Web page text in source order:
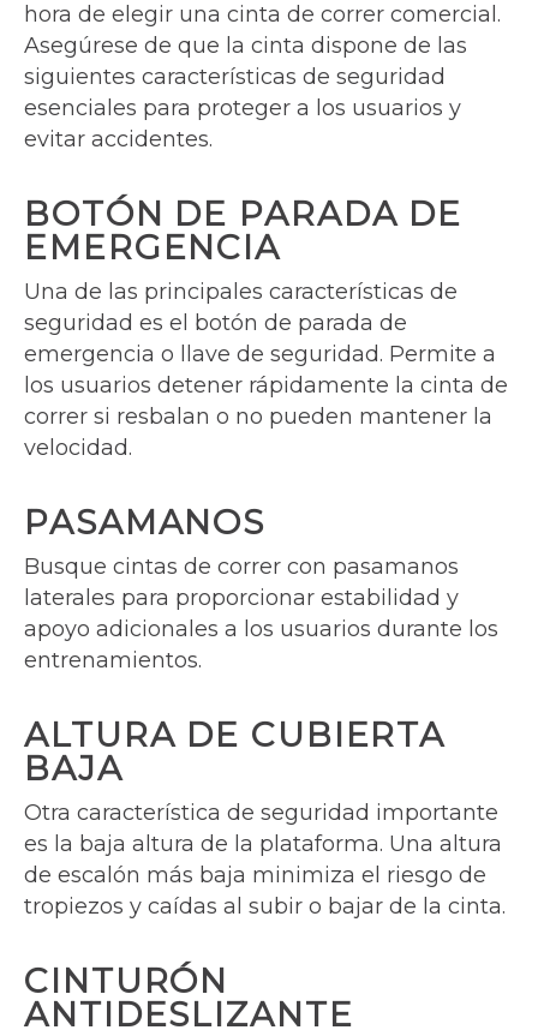
hora de elegir una cinta de correr comercial.
Asegúrese de que la cinta dispone de las
siguientes características de seguridad
esenciales para proteger a los usuarios y
evitar accidentes.
BOTÓN DE PARADA DE
EMERGENCIA
Una de las principales características de
seguridad es el botón de parada de
emergencia o llave de seguridad. Permite a
los usuarios detener rápidamente la cinta de
correr si resbalan o no pueden mantener la
velocidad.
PASAMANOS
Busque cintas de correr con pasamanos
laterales para proporcionar estabilidad y
apoyo adicionales a los usuarios durante los
entrenamientos.
ALTURA DE CUBIERTA
BAJA
Otra característica de seguridad importante
es la baja altura de la plataforma. Una altura
de escalón más baja minimiza el riesgo de
tropiezos y caídas al subir o bajar de la cinta.
CINTURÓN
ANTIDESLIZANTE